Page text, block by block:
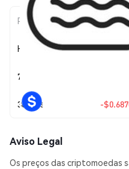
Período
Hoje +
7 Dias
30 Dias -
Aviso Legal
Os preços das criptomoedas